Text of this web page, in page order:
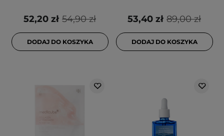
54,90 zł
52,20 zł
DODAJ DO KOSZYKA
89,00 zł
53,40 zł
DODAJ DO KOSZYKA